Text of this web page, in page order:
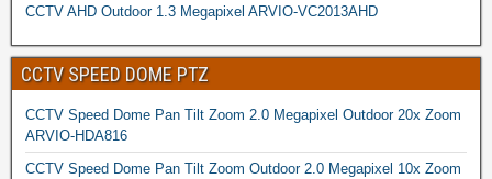
CCTV AHD Outdoor 1.3 Megapixel ARVIO-VC2013AHD
CCTV SPEED DOME PTZ
CCTV Speed Dome Pan Tilt Zoom 2.0 Megapixel Outdoor 20x Zoom
ARVIO-HDA816
CCTV Speed Dome Pan Tilt Zoom Outdoor 2.0 Megapixel 10x Zoom